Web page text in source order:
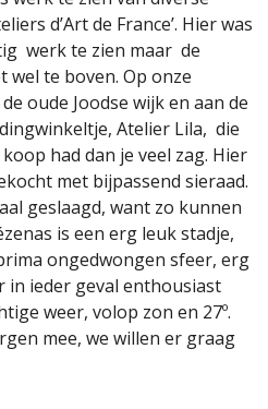
d’Art de France’. Hier was
werk te zien maar de
te boven. Op onze
oude Joodse wijk en aan de
Atelier Lila, die
had dan je veel zag. Hier
met bijpassend sieraad.
geslaagd, want zo kunnen
is een erg leuk stadje,
ongedwongen sfeer, erg
in ieder geval enthousiast
weer, volop zon en 27º.
mee, we willen er graag